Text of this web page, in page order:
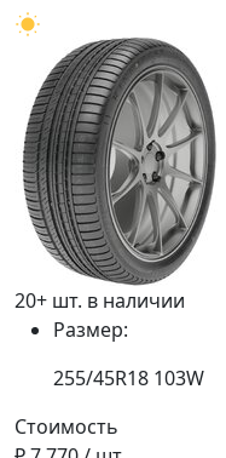
20+ шт. в наличии
Размер:
255/45R18 103W
Стоимость